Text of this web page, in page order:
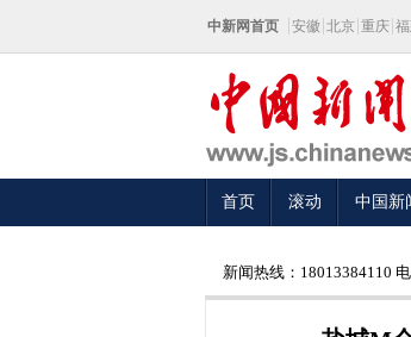
中新网首页 安徽 北京 重庆
首页 滚动 中国新
新闻热线：18013384110